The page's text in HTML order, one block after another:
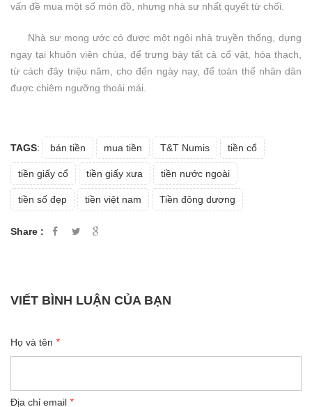
vấn đề mua một số món đồ, nhưng nhà sư nhất quyết từ chối.
Nhà sư mong ước có được một ngôi nhà truyền thống, dựng
ngay tại khuôn viên chùa, để trưng bày tất cả cổ vật, hóa thạch,
từ cách đây triệu năm, cho đến ngày nay, để toàn thể nhân dân
được chiêm ngưỡng thoải mái.
TAGS: bán tiền mua tiền T&T Numis tiền cổ
tiền giấy cổ tiền giấy xưa tiền nước ngoài
tiền số đẹp tiền việt nam Tiền đông dương
Share :
VIẾT BÌNH LUẬN CỦA BẠN
Họ và tên *
Địa chỉ email *